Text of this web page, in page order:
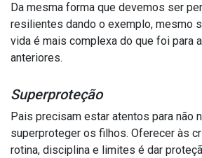
Da mesma forma que devemos ser
resilientes dando o exemplo, mesmo
vida é mais complexa do que foi para
anteriores.
Superproteção
Pais precisam estar atentos para não
superproteger os filhos. Oferecer às
rotina, disciplina e limites é dar